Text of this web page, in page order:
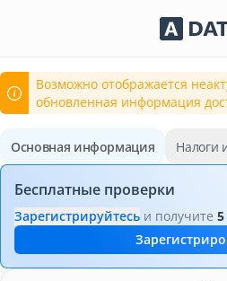
Сервисы
Возможно отображается
обновленная информация
Основная информация Налоги
Бесплатные проверки
Зарегистрируйтесь и получите